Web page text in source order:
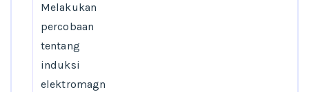
Melakukan
percobaan
tentang
induksi
elektromagn